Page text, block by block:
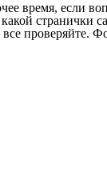
время, если
какой странички
проверяйте.